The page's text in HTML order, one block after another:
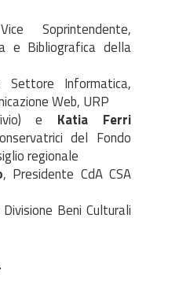
Soprintendente,
e Bibliografica della
Settore Informatica,
Web, URP
e Katia Ferri
del Fondo
regionale
, Presidente CdA CSA
Beni Culturali